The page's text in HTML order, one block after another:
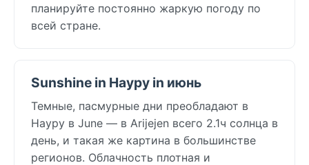
планируйте постоянно жаркую погоду по
всей стране.
Sunshine in Науру in июнь
Темные, пасмурные дни преобладают в
Науру в June — в Arijejen всего 2.1ч солнца в
день, и такая же картина в большинстве
регионов. Облачность плотная и